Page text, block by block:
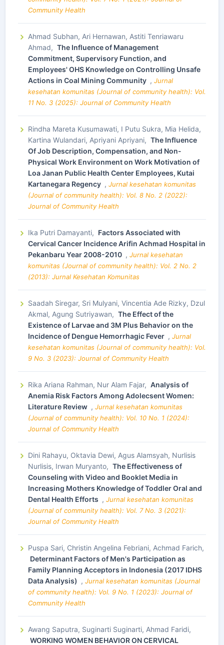
Community Health
Ahmad Subhan, Ari Hernawan, Astiti Tenriawaru
Ahmad, The Influence of Management
Commitment, Supervisory Function, and
Employees' OHS Knowledge on Controlling Unsafe
Actions in Coal Mining Community , Jurnal
kesehatan komunitas (Journal of community health): Vol.
11 No. 3 (2025): Journal of Community Health
Rindha Mareta Kusumawati, I Putu Sukra, Mia Helida,
Kartina Wulandari, Apriyani Apriyani, The Influence
Of Job Description, Compensation, and Non-
Physical Work Environment on Work Motivation of
Loa Janan Public Health Center Employees, Kutai
Kartanegara Regency , Jurnal kesehatan komunitas
(Journal of community health): Vol. 8 No. 2 (2022):
Journal of Community Health
Ika Putri Damayanti, Factors Associated with
Cervical Cancer Incidence Arifin Achmad Hospital in
Pekanbaru Year 2008-2010 , Jurnal kesehatan
komunitas (Journal of community health): Vol. 2 No. 2
(2013): Jurnal Kesehatan Komunitas
Saadah Siregar, Sri Mulyani, Vincentia Ade Rizky, Dzul
Akmal, Agung Sutriyawan, The Effect of the
Existence of Larvae and 3M Plus Behavior on the
Incidence of Dengue Hemorrhagic Fever , Jurnal
kesehatan komunitas (Journal of community health): Vol.
9 No. 3 (2023): Journal of Community Health
Rika Ariana Rahman, Nur Alam Fajar, Analysis of
Anemia Risk Factors Among Adolecsent Women:
Literature Review , Jurnal kesehatan komunitas
(Journal of community health): Vol. 10 No. 1 (2024):
Journal of Community Health
Dini Rahayu, Oktavia Dewi, Agus Alamsyah, Nurlisis
Nurlisis, Irwan Muryanto, The Effectiveness of
Counseling with Video and Booklet Media in
Increasing Mothers Knowledge of Toddler Oral and
Dental Health Efforts , Jurnal kesehatan komunitas
(Journal of community health): Vol. 7 No. 3 (2021):
Journal of Community Health
Puspa Sari, Christin Angelina Febriani, Achmad Farich,
Determinant Factors of Men's Participation as
Family Planning Acceptors in Indonesia (2017 IDHS
Data Analysis) , Jurnal kesehatan komunitas (Journal
of community health): Vol. 9 No. 1 (2023): Journal of
Community Health
Awang Saputra, Suginarti Suginarti, Ahmad Faridi,
WORKING WOMEN BEHAVIOR ON CERVICAL